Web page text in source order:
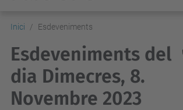
Inici Esdeveniments
Esdeveniments del
dia Dimecres, 8.
Novembre 2023